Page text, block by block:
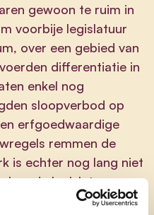
gewoon te ruim in
voorbije legislatuur
over een gebied van
differentiatie in
enkel nog
sloopverbod op
erfgoedwaardige
remmen de
is echter nog lang niet
legislatuur
in onze